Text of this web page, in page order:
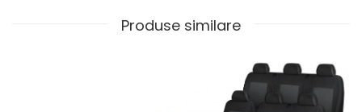
Produse similare